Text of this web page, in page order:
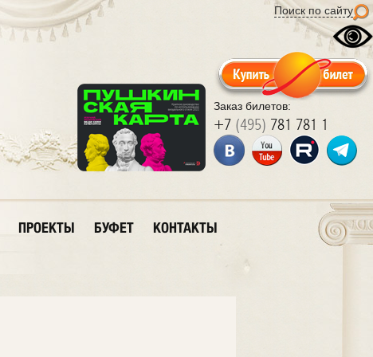
Поиск по сайту
Заказ билетов:
+7 (495) 781 781 1
ПРОЕКТЫ БУФЕТ КОНТАКТЫ